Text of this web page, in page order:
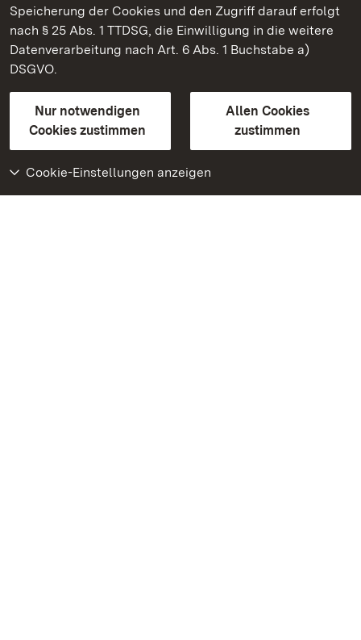
Speicherung der Cookies und den Zugriff darauf erfolgt
nach § 25 Abs. 1 TTDSG, die Einwilligung in die weitere
Datenverarbeitung nach Art. 6 Abs. 1 Buchstabe a)
DSGVO.
Nur notwendigen
Cookies zustimmen
Allen Cookies
zustimmen
Cookie-Einstellungen anzeigen
Staatliche Schlösser und Gärten Baden-Württemberg
Kontakt
GebärdenspracheLeichte Sprache
Erklärung zur Barrierefreiheit
BITV-konform (geprüfte Seiten)
Weiteres